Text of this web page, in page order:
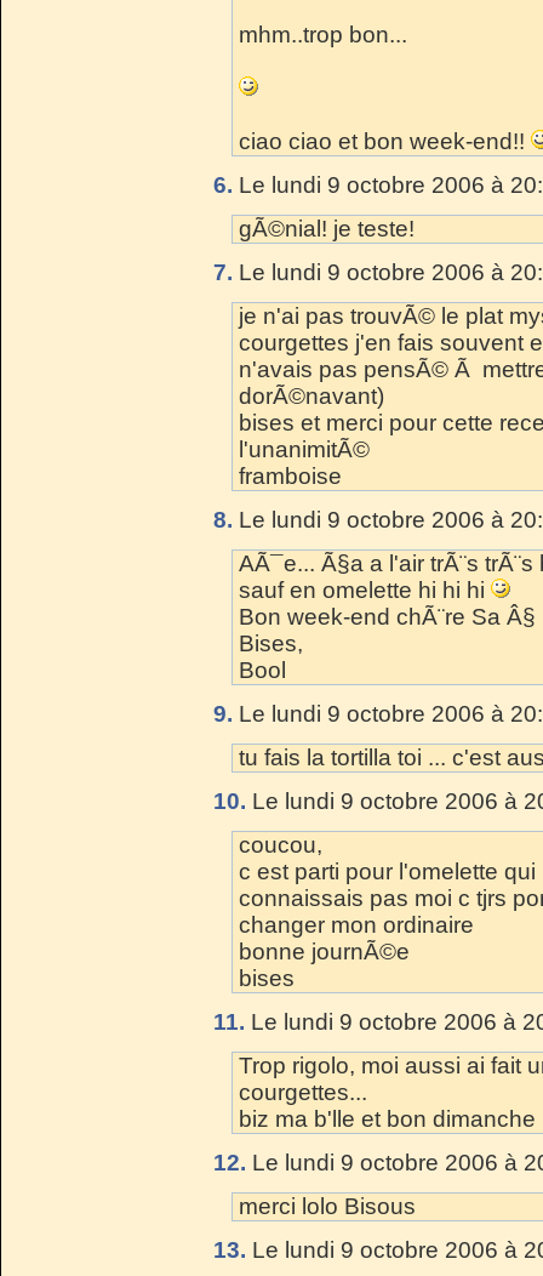
mhm..trop bon...
ciao ciao et bon week-end!!
6. Le lundi 9 octobre 2006 à
gÃ©nial! je teste!
7. Le lundi 9 octobre 2006 à
je n'ai pas trouvÃ© le plat
courgettes j'en fais souvent
n'avais pas pensÃ© Ã
dorÃ©navant)
bises et merci pour cette
l'unanimitÃ©
framboise
8. Le lundi 9 octobre 2006 à
AÃ¯e... Ã§a a l'air trÃ¨s
sauf en omelette hi hi hi
Bon week-end chÃ¨re Sa Â§
Bises,
Bool
9. Le lundi 9 octobre 2006 à
tu fais la tortilla toi ... c'est
10. Le lundi 9 octobre 2006 à
coucou,
c est parti pour l'omelette
connaissais pas moi c tjrs
changer mon ordinaire
bonne journÃ©e
bises
11. Le lundi 9 octobre 2006 à
Trop rigolo, moi aussi ai fait
courgettes...
biz ma b'lle et bon dimanche
12. Le lundi 9 octobre 2006 à
merci lolo Bisous
13. Le lundi 9 octobre 2006 à